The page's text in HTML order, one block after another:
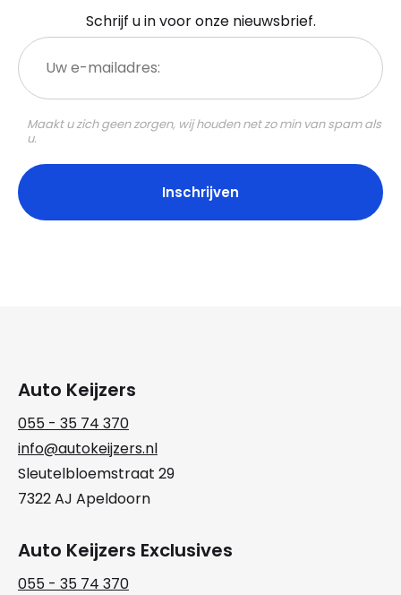
Schrijf u in voor onze nieuwsbrief.
Uw
e-
mailadres:
Maakt u zich geen zorgen, wij houden net zo min van spam als
u.
Auto Keijzers
055 - 35 74 370
info@autokeijzers.nl
Sleutelbloemstraat 29
7322 AJ Apeldoorn
Auto Keijzers Exclusives
055 - 35 74 370